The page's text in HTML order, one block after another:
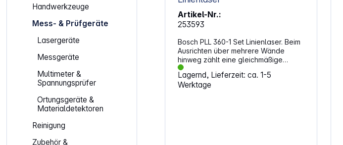
Handwerkzeuge
Mess- & Prüfgeräte
Lasergeräte
Messgeräte
Multimeter &
Spannungsprüfer
Ortungsgeräte &
Materialdetektoren
Reinigung
Zubehör &
Artikel-Nr.:
253593
Bosch PLL 360-1 Set Linienlaser. Beim
Ausrichten über mehrere Wände
hinweg zählt eine gleichmäßige
Referenzlinie. Eine umlaufende
horizontale Linie spart ständiges
Umsetzen und sorgt für klare
Lagernd, Lieferzeit: ca. 1-5
Werktage